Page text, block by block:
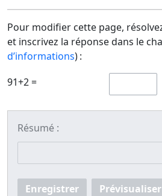
Pour modifier cette page,
et inscrivez la réponse dans le
d’informations) :
91+2 =
Résumé :
Enregistrer
Prévisualiser